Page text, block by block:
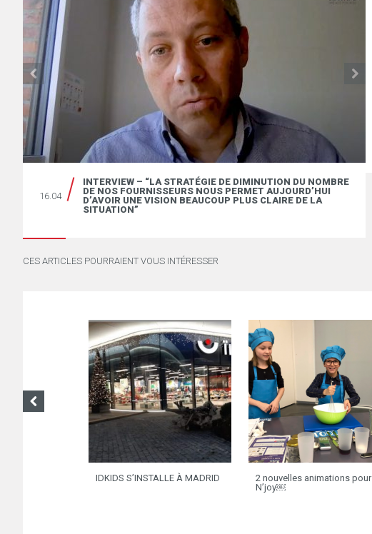
16.04
INTERVIEW – “LA STRATÉGIE DE DIMINUTION DU NOMBRE
DE NOS FOURNISSEURS NOUS PERMET AUJOURD’HUI
D’AVOIR UNE VISION BEAUCOUP PLUS CLAIRE DE LA
SITUATION”
CES ARTICLES POURRAIENT VOUS INTÉRESSER
IDKIDS S’INSTALLE À MADRID
2 nouvelles animations pour
N’joy￼